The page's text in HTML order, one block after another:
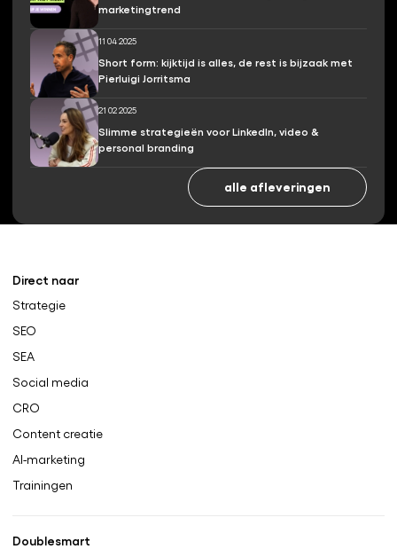
marketingtrend
11 04 2025
Short form: kijktijd is alles, de rest is bijzaak met
Pierluigi Jorritsma
21 02 2025
Slimme strategieën voor LinkedIn, video &
personal branding
alle afleveringen
Direct naar
Strategie
SEO
SEA
Social media
CRO
Content creatie
AI-marketing
Trainingen
Doublesmart